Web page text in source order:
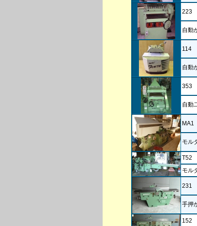
223
自動
114
自動
353
自動
MA1
モル
T52
モル
231
手押
152